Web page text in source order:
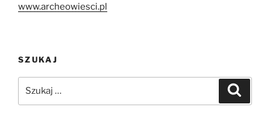
www.archeowiesci.pl
SZUKAJ